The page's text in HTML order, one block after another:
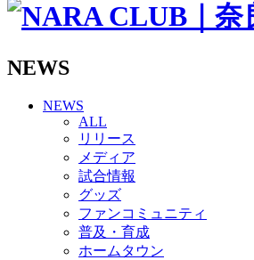
その他
バモス
チアダンススクール
ボランティアチーム「
ビクトリーロード
HOMEGAME
観戦ルール＆マナー
ホームゲーム運営管理規定
Jリーグ運営管理規定
写真・動画使用ガイドライ
NEWS
NEWS
ALL
リリース
メディア
試合情報
グッズ
ファンコミュニティ
普及・育成
ホームタウン